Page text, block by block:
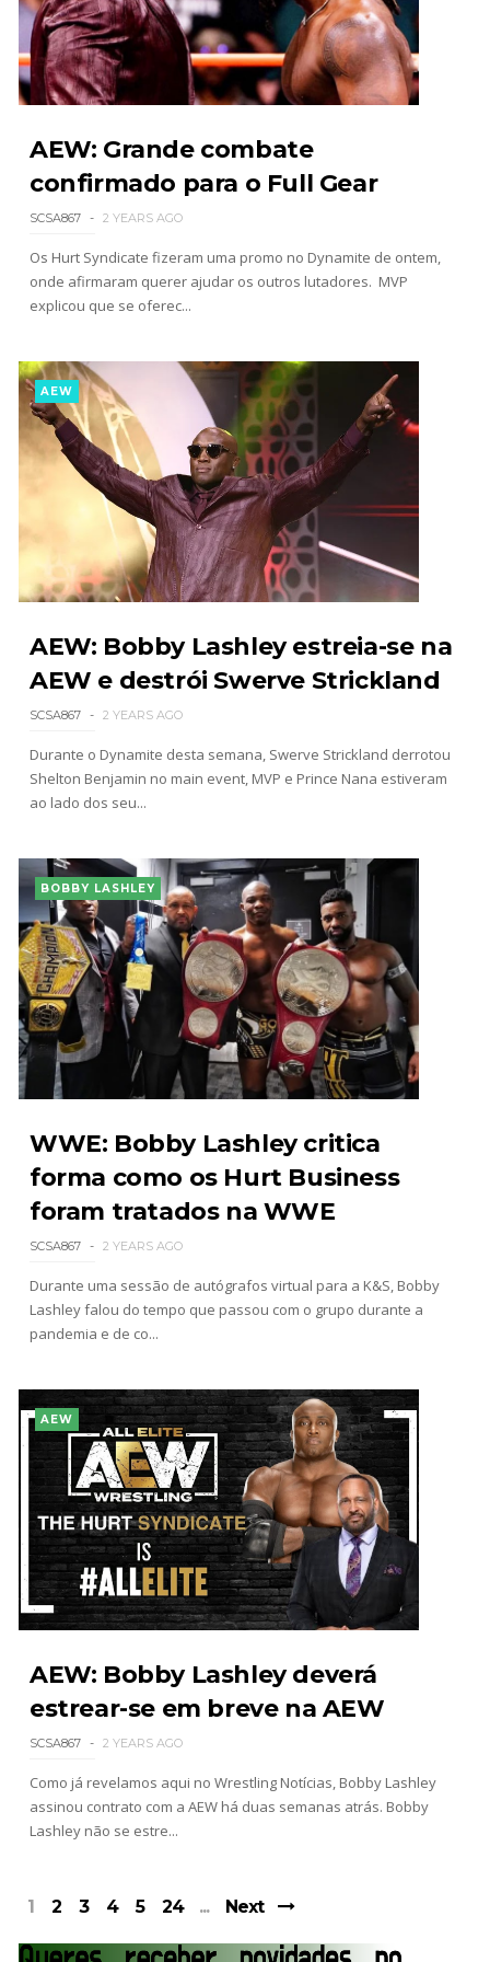
AEW: Grande combate
confirmado para o Full Gear
SCSA867 2 YEARS AGO
Os Hurt Syndicate fizeram uma promo no Dynamite de ontem,
onde afirmaram querer ajudar os outros lutadores. MVP
explicou que se oferec...
AEW
AEW: Bobby Lashley estreia-se na
AEW e destrói Swerve Strickland
SCSA867 2 YEARS AGO
Durante o Dynamite desta semana, Swerve Strickland derrotou
Shelton Benjamin no main event, MVP e Prince Nana estiveram
ao lado dos seu...
BOBBY LASHLEY
WWE: Bobby Lashley critica
forma como os Hurt Business
foram tratados na WWE
SCSA867 2 YEARS AGO
Durante uma sessão de autógrafos virtual para a K&S, Bobby
Lashley falou do tempo que passou com o grupo durante a
pandemia e de co...
AEW
AEW: Bobby Lashley deverá
estrear-se em breve na AEW
SCSA867 2 YEARS AGO
Como já revelamos aqui no Wrestling Notícias, Bobby Lashley
assinou contrato com a AEW há duas semanas atrás. Bobby
Lashley não se estre...
1 2 3 4 5 24 Next